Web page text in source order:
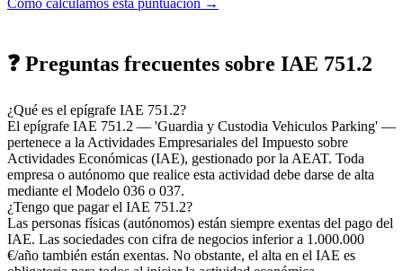
Cómo calculamos esta puntuación →
❓ Preguntas frecuentes sobre IAE 751.2
¿Qué es el epígrafe IAE 751.2?
El epígrafe IAE 751.2 — 'Guardia y Custodia Vehiculos Parking' —
pertenece a la Actividades Empresariales del Impuesto sobre
Actividades Económicas (IAE), gestionado por la AEAT. Toda
empresa o autónomo que realice esta actividad debe darse de alta
mediante el Modelo 036 o 037.
¿Tengo que pagar el IAE 751.2?
Las personas físicas (autónomos) están siempre exentas del pago del
IAE. Las sociedades con cifra de negocios inferior a 1.000.000
€/año también están exentas. No obstante, el alta en el IAE es